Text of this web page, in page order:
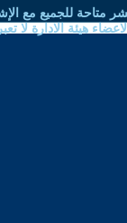
متاحة للجميع مع
هيئة الادارة لا